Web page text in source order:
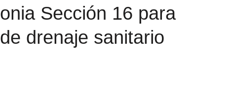
EL ENCANTO DE LAS PLAYAS DEL GOLFO DE MÉXICO.
Sección 16 para
drenaje sanitario